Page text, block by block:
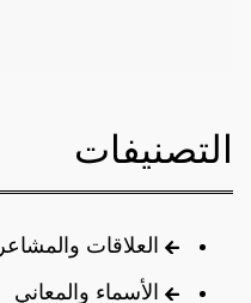
التصنيفات
العلاقات والمشاعر
الأسماء والمعاني